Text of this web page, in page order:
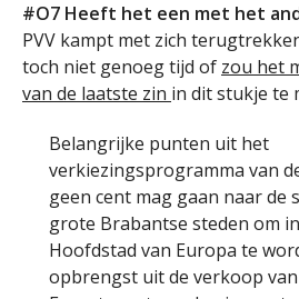
#O7 Heeft het een met het
PVV kampt met zich
toch niet genoeg tijd of zou het
van de laatste zin in dit stukje te
Belangrijke punten uit het
verkiezingsprogramma van
geen cent mag gaan naar de
grote Brabantse steden om
Hoofdstad van Europa te
opbrengst uit de verkoop